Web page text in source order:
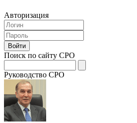
Авторизация
Поиск по сайту СРО
Руководство СРО